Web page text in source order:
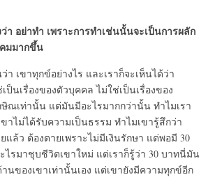
า อย่าทำ เพราะการทำเช่นนั้นจะเป็นการผลัก
มมากขึ้น
ว่า เขาทุกข์อย่างไร และเราก็จะเห็นได้ว่า
นเรื่องของตัวบุคคล ไม่ใช่เป็นเรื่องของ
ณเท่านั้น แต่มันมีอะไรมากกว่านั้น ทำไมเรา
าไม่ได้รับความเป็นธรรม ทำไมเขารู้สึกว่า
แล้ว ต้องตายเพราะไม่มีเงินรักษา แต่พอมี 30
รมาชุบชีวิตเขาใหม่ แต่เราก็รู้ว่า 30 บาทนี่มัน
นของเขาเท่านั้นเอง แต่เขายังมีความทุกข์อีก